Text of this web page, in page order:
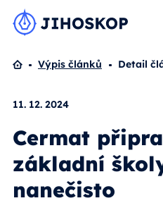
Domů
Výpis článků Detail
11. 12. 2024
Cermat
základní
nanečisto